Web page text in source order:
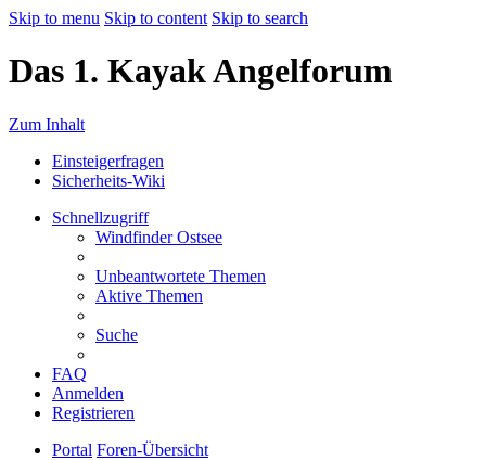
Skip to menu Skip to content Skip to search
Das 1. Kayak Angelforum
Zum Inhalt
Einsteigerfragen
Sicherheits-Wiki
Schnellzugriff
Windfinder Ostsee
Unbeantwortete Themen
Aktive Themen
Suche
FAQ
Anmelden
Registrieren
Portal Foren-Übersicht